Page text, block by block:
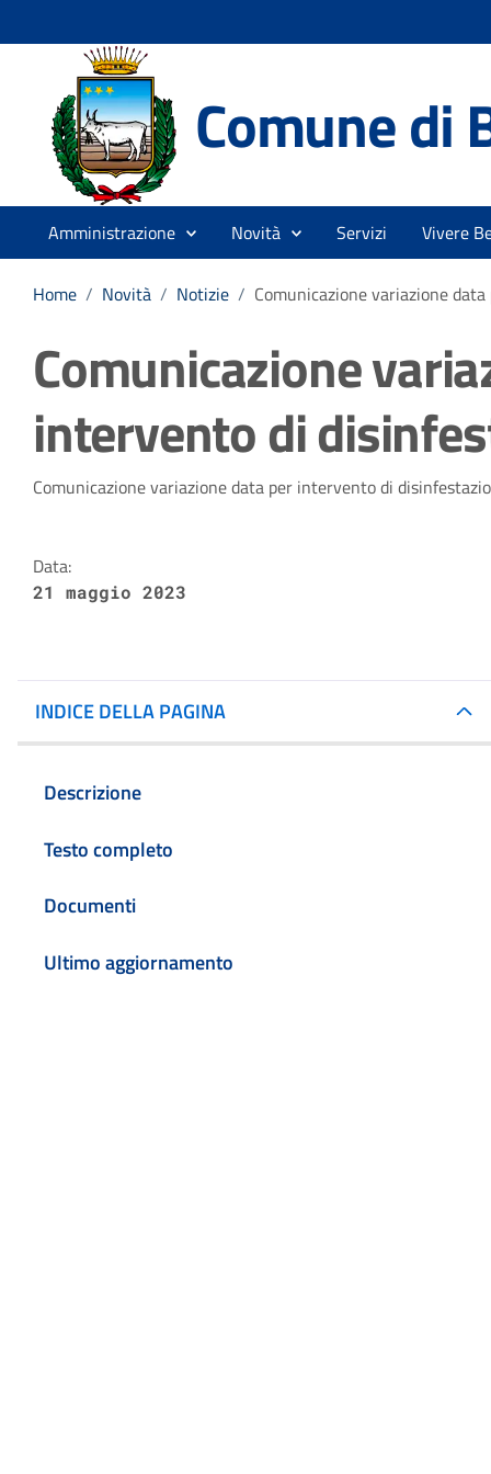
Comune di
Amministrazione Novità Servizi Vivere
Home / Novità / Notizie / Comunicazione variazione
Comunicazione
intervento di
Dettagli della notizia
Comunicazione variazione data per intervento di
Data:
21 maggio 2023
INDICE DELLA PAGINA
Descrizione
Testo completo
Documenti
Ultimo aggiornamento